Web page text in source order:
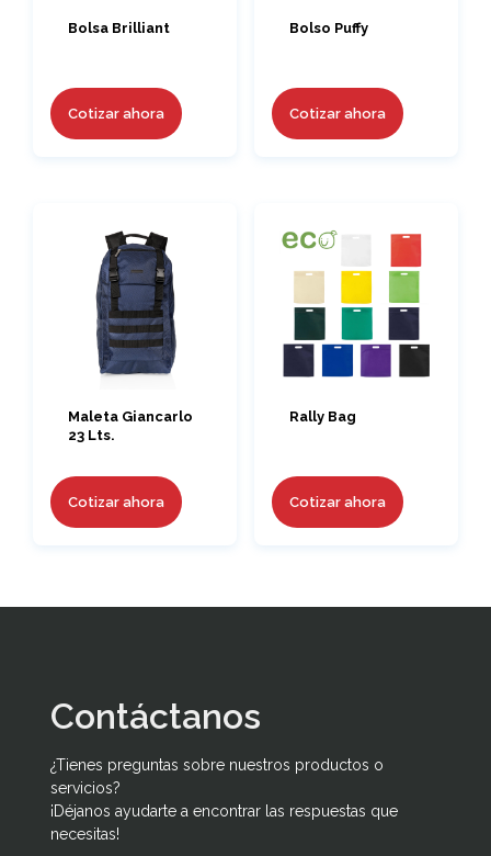
Bolsa Brilliant
Cotizar ahora
Bolso Puffy
Cotizar ahora
Maleta Giancarlo
23 Lts.
Cotizar ahora
Rally Bag
Cotizar ahora
Contáctanos
¿Tienes preguntas sobre nuestros productos o
servicios?
¡Déjanos ayudarte a encontrar las respuestas que
necesitas!